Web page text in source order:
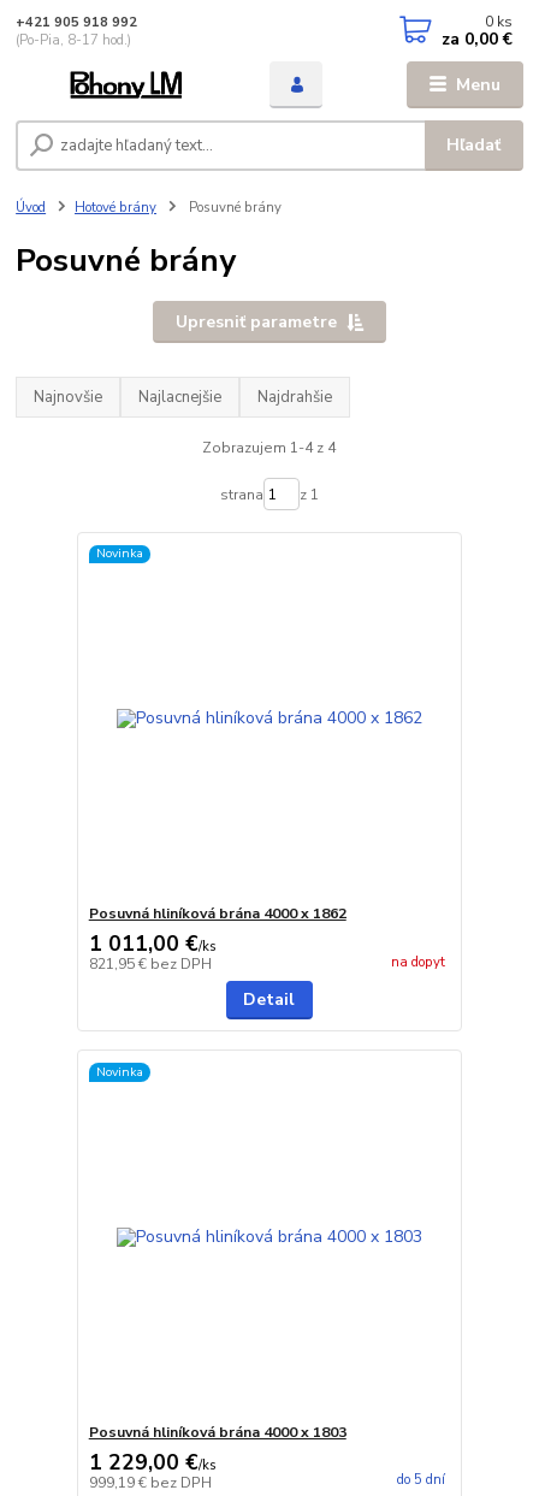
Menu
Hľadať
+421 905 918 992
(Po-Pia, 8-17 hod.)
0 ks
za 0,00 €
Úvod Hotové brány Posuvné brány
Posuvné brány
Upresniť parametre
Najnovšie Najlacnejšie Najdrahšie
Zobrazujem 1-4 z 4
strana z 1
Novinka
Posuvná hliníková brána 4000 x 1862
1 011,00 €/ks
821,95 € bez DPH na dopyt
Detail
Novinka
Posuvná hliníková brána 4000 x 1803
1 229,00 €/ks
999,19 € bez DPH do 5 dní